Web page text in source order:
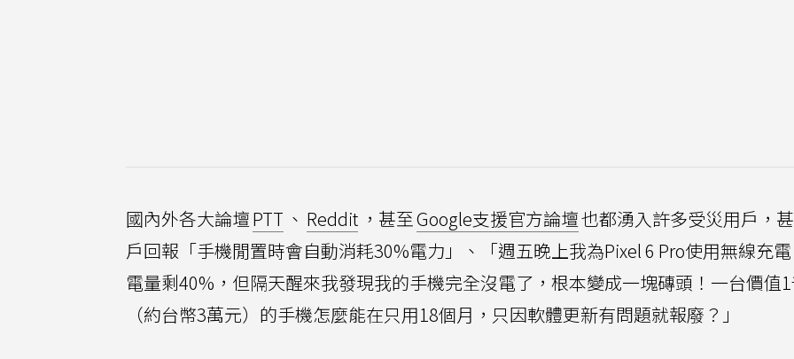
國內外各大論壇PTT 、 Reddit ，甚至Google支援官方論壇也都湧入許多受災用戶，
戶回報「手機閒置時會自動消耗30%電力」、「週五晚上我為Pixel 6 Pro使用無線充
電量剩40%，但隔天醒來我發現我的手機完全沒電了，根本變成一塊磚頭！一台價值
（約台幣3萬元）的手機怎麼能在只用18個月，只因軟體更新有問題就報廢？」